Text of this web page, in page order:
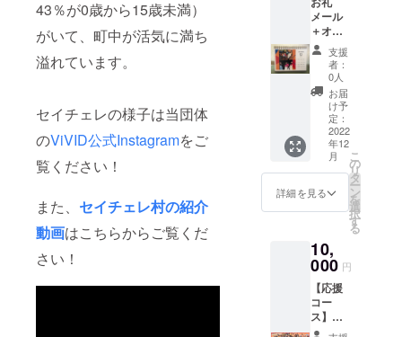
43％が0歳から15歳未満）
がいて、町中が活気に満ち
溢れています。
セイチェレの様子は当団体
のViVID公式Instagramをご
覧ください！
また、 セイチェレ村の紹介
動画はこちらからご覧くだ
さい！
の郵送
はござ
いませ
ん。 ・
支援者
様の
メール
アドレ
スに、
お礼
メー
ル、
ViVIDス
タッフ
書き
メッ
セージ
をお送
りいた
しま
メール
＋オリ
ジナル
カレン
ダー ・
ViVIDオ
リジナ
ルカレ
ンダー
を支援
者様の
ご自宅
にお送
りいた
しま
カレン
ダーの
柄はあ
くまで
イメー
ジで
す。届
支援
者：
0人
お届
け予
定：
2022
年12
月
詳細を見る
こ
の
リ
タ
ー
ン
を
選
択
す
る
10,
000 円
【応援
コー
ス】お
礼メー